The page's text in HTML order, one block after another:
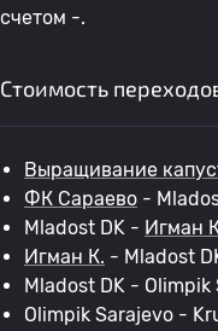
счетом -.
Стоимость
Выращивание
ФК Сараево -
Mladost DK - Игман
Игман К. - Mladost
Mladost DK -
Olimpik Sarajevo -